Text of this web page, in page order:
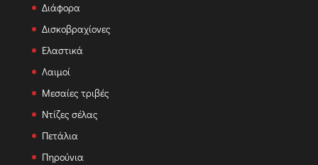
Διάφορα
Δισκοβραχίονες
Ελαστικά
Λαιμοί
Μεσαίες τριβές
Ντίζες σέλας
Πετάλια
Πηρούνια